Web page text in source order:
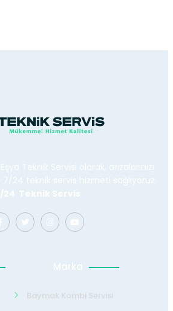
Teknik Servisi olarak, arızalarınızı
24 teknik servis hizmeti sağlıyoruz.
24 Teknik Servis
Marka
Baymak Kombi Servisi